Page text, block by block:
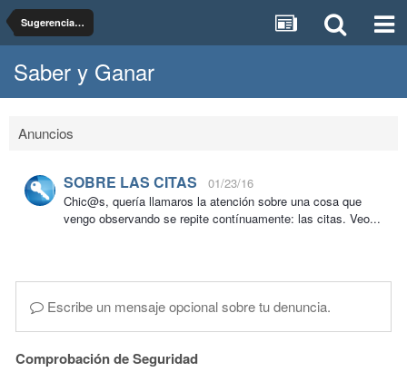
Sugerencias, dudas y pruebas del foro Saber y Ganar
Saber y Ganar
Anuncios
SOBRE LAS CITAS
01/23/16
Chic@s, quería llamaros la atención sobre una cosa que
vengo observando se repite contínuamente: las citas. Veo...
Escribe un mensaje opcional sobre tu denuncia.
Comprobación de Seguridad